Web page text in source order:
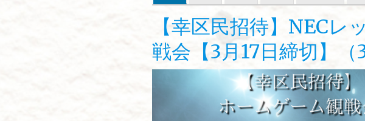
【幸区民招待】NEC
戦会【3月17日締切】（